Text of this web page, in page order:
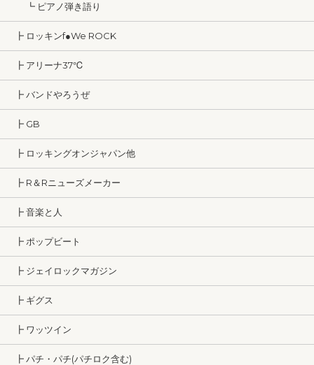
┗ ピアノ弾き語り
┣ ロッキンf●We ROCK
┣ アリーナ37℃
┣ バンドやろうぜ
┣ GB
┣ ロッキングオンジャパン他
┣ R＆Rニューズメーカー
┣ 音楽と人
┣ ポップビート
┣ ジェイロックマガジン
┣ ギグス
┣ ワッツイン
┣ パチ・パチ(パチロク含む)